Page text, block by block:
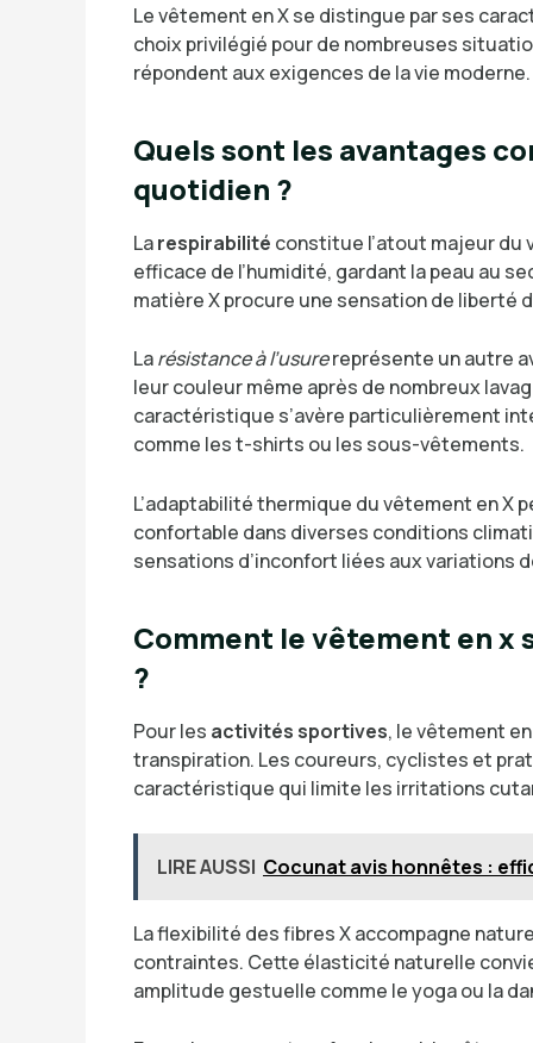
Le vêtement en X se distingue par ses
choix privilégié pour de nombreuses
répondent aux exigences de la vie moderne.
Quels sont les avantages
quotidien ?
Larespirabilité constitue l’atout majeur du
efficace de l’humidité, gardant la peau au
matière X procure une sensation de liberté
Larésistance à l’usurereprésente un autre
leur couleur même après de nombreux
caractéristique s’avère particulièrement
comme les t-shirts ou les sous-vêtements.
L’adaptabilité thermique du vêtement en
confortable dans diverses conditions
sensations d’inconfort liées aux variations
Comment le vêtement en x
?
Pour les activités sportives, le vêtement
transpiration. Les coureurs, cyclistes et
caractéristique qui limite les irritations
LIRE AUSSI Cocunat avis honnêtes :
La flexibilité des fibres X accompagne
contraintes. Cette élasticité naturelle
amplitude gestuelle comme le yoga ou la